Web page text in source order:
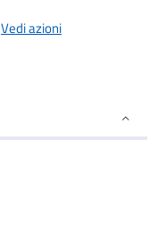
Vedi azioni